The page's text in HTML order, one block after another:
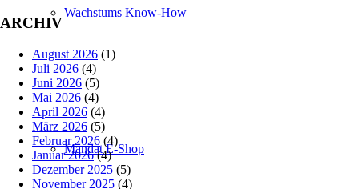
Wachstums Know-How
Mandat E-Shop
ARCHIV
August 2026 (1)
Juli 2026 (4)
Juni 2026 (5)
Mai 2026 (4)
April 2026 (4)
März 2026 (5)
Februar 2026 (4)
Januar 2026(4)
Dezember 2025 (5)
November 2025 (4)